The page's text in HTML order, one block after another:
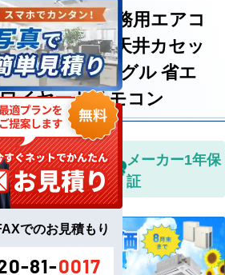
三菱電機 業務用エアコ
ムーブアイ 天井カセッ
ア 2馬力 シングル 省エ
イヤードリモコン
全国送料無
料
メーカー1年保
証
でのお見積もり
81-0017